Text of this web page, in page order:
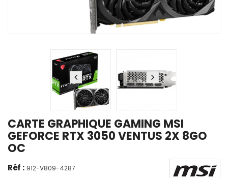
CARTE GRAPHIQUE GAMING MSI
GEFORCE RTX 3050 VENTUS 2X 8GO
OC
Réf : 912-V809-4287